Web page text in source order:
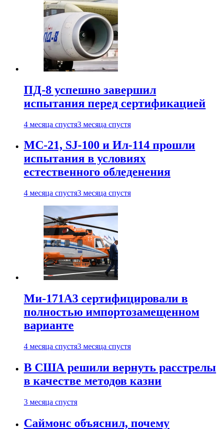
ПД-8 успешно завершил
испытания перед сертификацией
4 месяца спустя3 месяца спустя
МС-21, SJ-100 и Ил-114 прошли
испытания в условиях
естественного обледенения
4 месяца спустя3 месяца спустя
Ми-171А3 сертифицировали в
полностью импортозамещенном
варианте
4 месяца спустя3 месяца спустя
В США решили вернуть расстрелы
в качестве методов казни
3 месяца спустя
Саймонс объяснил, почему